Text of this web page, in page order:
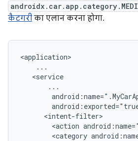
कैटगरी का एलान करना होगा.
<action
<category